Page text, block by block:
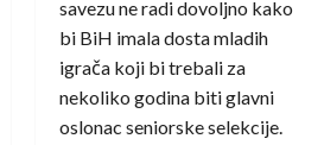
savezu ne radi dovoljno kako
bi BiH imala dosta mladih
igrača koji bi trebali za
nekoliko godina biti glavni
oslonac seniorske selekcije.